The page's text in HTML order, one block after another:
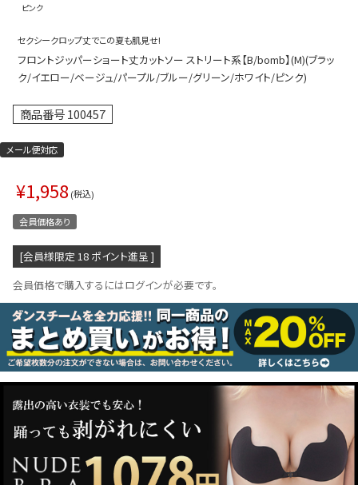
アップ
ース
インワン／サロペット
ラ・ニップレス
LINE連携でクーポンもらえる!!
ルームウ
コスプレ
クリスマス
ランジェ
ピンク
セクシークロップ丈でこの夏も肌見せ!
フロントジッパーショート丈カットソー ストリート系【B/bomb】(M)(ブラッ
ク/イエロー/ベージュ/パープル/ブルー/グリーン/ホワイト/ピンク)
商品番号100457
メール便対応
¥1,958 税込
会員価格あり
[会員様限定 18 ポイント進呈 ]
会員価格で購入するにはログインが必要です。